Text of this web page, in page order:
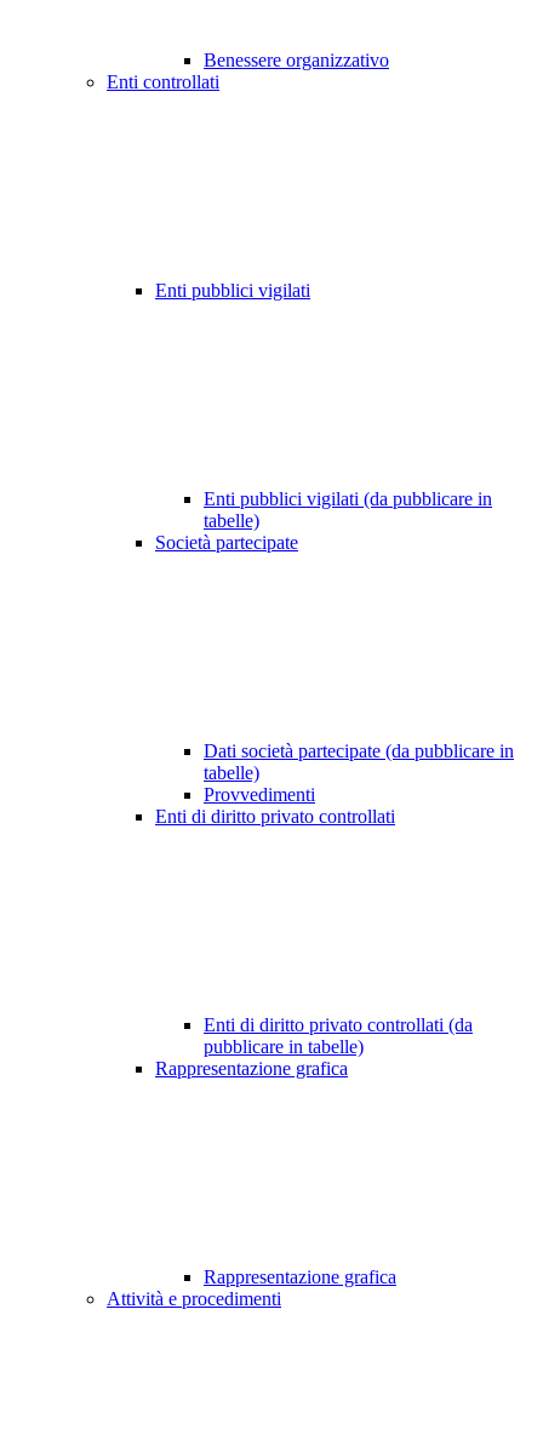
Benessere organizzativo
Enti controllati
Enti pubblici vigilati
Enti pubblici vigilati (da pubblicare in
tabelle)
Società partecipate
Dati società partecipate (da pubblicare in
tabelle)
Provvedimenti
Enti di diritto privato controllati
Enti di diritto privato controllati (da
pubblicare in tabelle)
Rappresentazione grafica
Rappresentazione grafica
Attività e procedimenti